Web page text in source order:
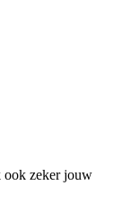
ook zeker jouw